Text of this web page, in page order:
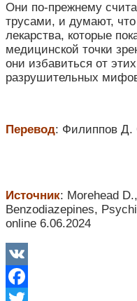
Они по-прежнему
трусами, и думают,
лекарства, которые
медицинской точки
они избавиться от
разрушительных
Перевод: Филиппов Д.
Источник: Morehead
Benzodiazepines,
online 6.06.2024
VK